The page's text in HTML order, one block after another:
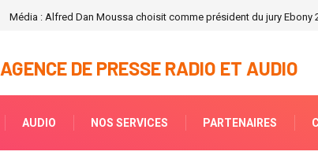
Média : Alfred Dan Moussa choisit comme président du jury Ebony
AGENCE DE PRESSE RADIO ET AUDIO
AUDIO NOS SERVICES PARTENAIRES